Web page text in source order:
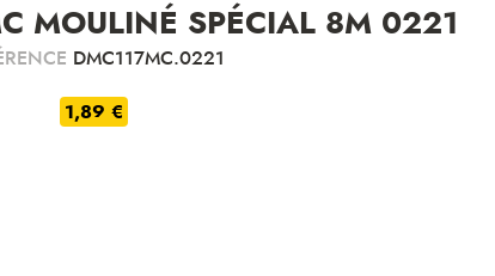
MOULINÉ SPÉCIAL 8M 0221
DMC117MC.0221
1,89 €